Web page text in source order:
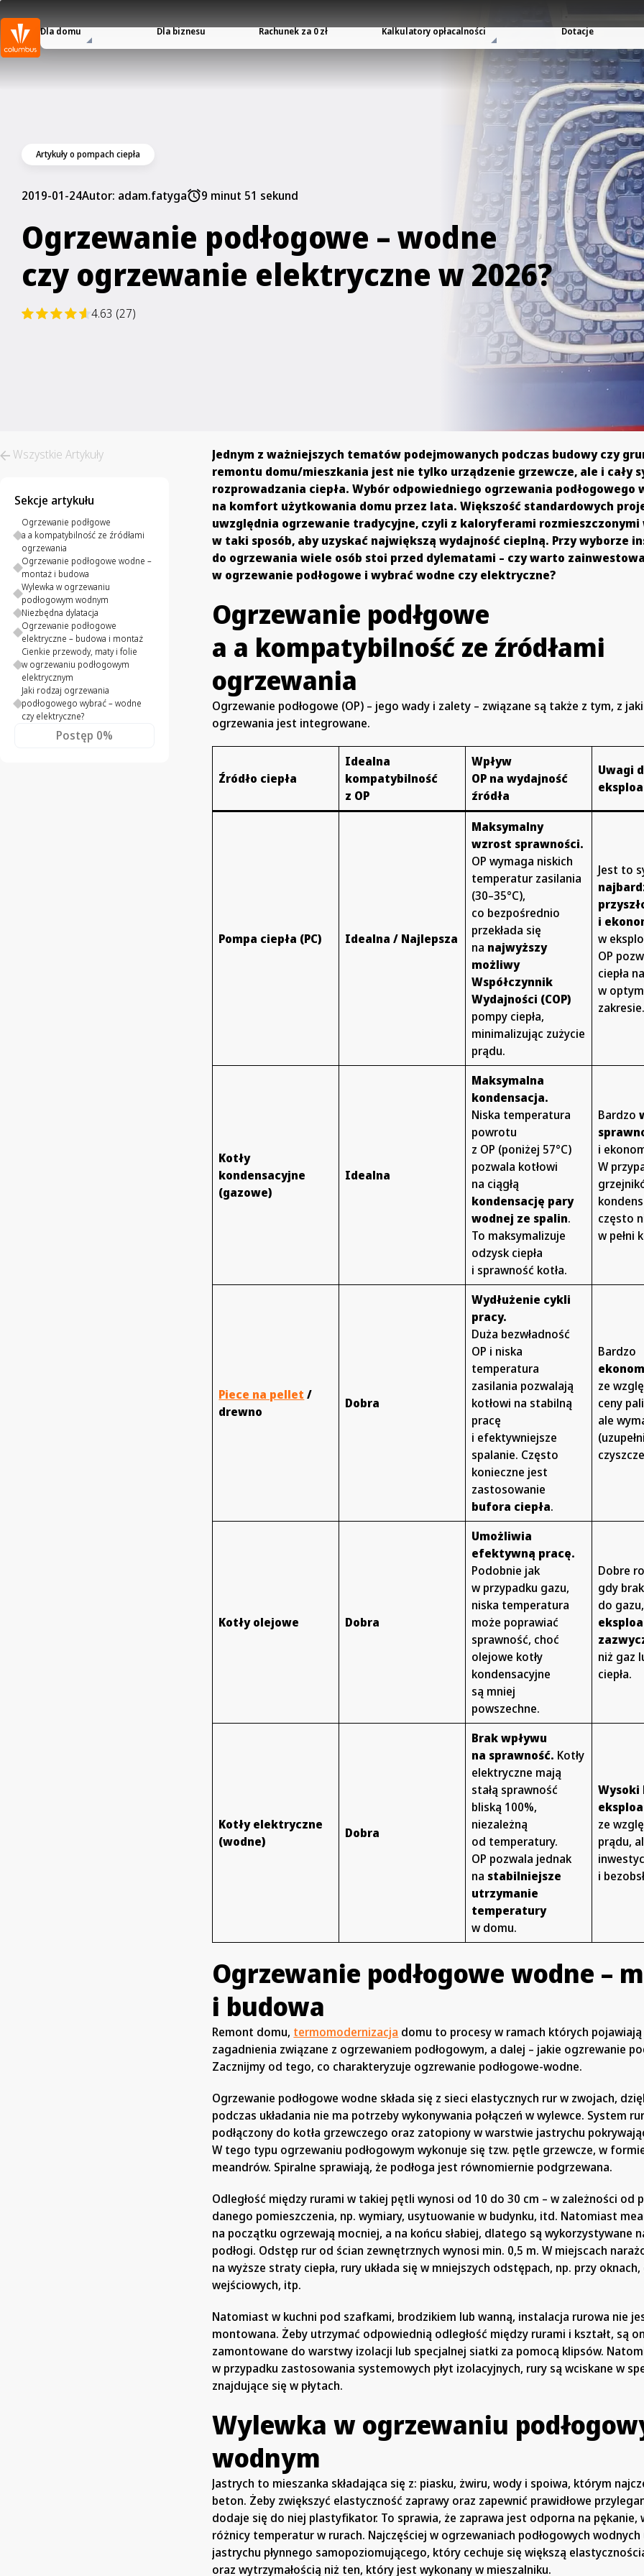
Dla domu Dla biznesu Rachunek za 0 zł Kalkulatory opłacalności Dotacje
Artykuły o pompach ciepła
2019-01-24Autor: adam.fatyga 9 minut 51 sekund
Ogrzewanie podłogowe – wodne
czy ogrzewanie elektryczne w 2026?
4.63 (27)
Wszystkie Artykuły
Sekcje artykułu
Ogrzewanie podłgowe
a a kompatybilność ze źródłami
ogrzewania
Ogrzewanie podłogowe wodne –
montaż i budowa
Wylewka w ogrzewaniu
podłogowym wodnym
Niezbędna dylatacja
Ogrzewanie podłogowe
elektryczne – budowa i montaż
Cienkie przewody, maty i folie
w ogrzewaniu podłogowym
elektrycznym
Jaki rodzaj ogrzewania
podłogowego wybrać – wodne
czy elektryczne?
Postęp 0%
Jednym z ważniejszych tematów podejmowanych podczas budowy czy
remontu domu/mieszkania jest nie tylko urządzenie grzewcze, ale i cały
rozprowadzania ciepła. Wybór odpowiedniego ogrzewania podłogowego
na komfort użytkowania domu przez lata. Większość standardowych
uwzględnia ogrzewanie tradycyjne, czyli z kaloryferami rozmieszczonymi
w taki sposób, aby uzyskać największą wydajność cieplną. Przy wyborze
do ogrzewania wiele osób stoi przed dylematami – czy warto
w ogrzewanie podłogowe i wybrać wodne czy elektryczne?
Ogrzewanie podłgowe
a a kompatybilność ze źródłami
ogrzewania
Ogrzewanie podłogowe (OP) – jego wady i zalety – związane są także z tym, z
ogrzewania jest integrowane.
Źródło ciepła
Idealna
kompatybilność
z OP
Wpływ
OP na wydajność
źródła
Uwagi
Pompa ciepła (PC) Idealna / Najlepsza
Maksymalny
wzrost sprawności.
OP wymaga niskich
temperatur zasilania
(30–35°C),
co bezpośrednio
przekłada się
na najwyższy
możliwy
Współczynnik
Wydajności (COP)
pompy ciepła,
minimalizując zużycie
prądu.
Jest to
i
w
OP
ciepła
w
zakresie.
Kotły
kondensacyjne
(gazowe)
Idealna
Maksymalna
kondensacja.
Niska temperatura
powrotu
z OP (poniżej 57°C)
pozwala kotłowi
na ciągłą
kondensację pary
wodnej ze spalin.
To maksymalizuje
odzysk ciepła
i sprawność kotła.
Bardzo
i
W
często
w pełni
Piece na pellet /
drewno
Dobra
Wydłużenie cykli
pracy.
Duża bezwładność
OP i niska
temperatura
zasilania pozwalają
kotłowi na stabilną
pracę
i efektywniejsze
spalanie. Często
konieczne jest
zastosowanie
bufora ciepła.
Bardzo
ze
ceny
ale
Kotły olejowe Dobra
Umożliwia
efektywną pracę.
Podobnie jak
w przypadku gazu,
niska temperatura
może poprawiać
sprawność, choć
olejowe kotły
kondensacyjne
są mniej
powszechne.
Dobre
gdy
do
niż gaz
ciepła.
Kotły elektryczne
(wodne)
Dobra
Brak wpływu
na sprawność. Kotły
elektryczne mają
stałą sprawność
bliską 100%,
niezależną
od temperatury.
OP pozwala jednak
na stabilniejsze
utrzymanie
temperatury
w domu.
Wysoki
ze
prądu,
i
Ogrzewanie podłogowe wodne –
i budowa
Remont domu, termomodernizacja domu to procesy w ramach których pojawiają
zagadnienia związane z ogrzewaniem podłogowym, a dalej – jakie ogzrewanie
Zacznijmy od tego, co charakteryzuje ogzrewanie podłogowe-wodne.
Ogrzewanie podłogowe wodne składa się z sieci elastycznych rur w zwojach,
podczas układania nie ma potrzeby wykonywania połączeń w wylewce. System
podłączony do kotła grzewczego oraz zatopiony w warstwie jastrychu
W tego typu ogrzewaniu podłogowym wykonuje się tzw. pętle grzewcze, w
meandrów. Spiralne sprawiają, że podłoga jest równomiernie podgrzewana.
Odległość między rurami w takiej pętli wynosi od 10 do 30 cm – w zależności od
danego pomieszczenia, np. wymiary, usytuowanie w budynku, itd. Natomiast
na początku ogrzewają mocniej, a na końcu słabiej, dlatego są wykorzystywane
podłogi. Odstęp rur od ścian zewnętrznych wynosi min. 0,5 m. W miejscach
na wyższe straty ciepła, rury układa się w mniejszych odstępach, np. przy
wejściowych, itp.
Natomiast w kuchni pod szafkami, brodzikiem lub wanną, instalacja rurowa nie
montowana. Żeby utrzymać odpowiednią odległość między rurami i kształt, są
zamontowane do warstwy izolacji lub specjalnej siatki za pomocą klipsów.
w przypadku zastosowania systemowych płyt izolacyjnych, rury są wciskane w
znajdujące się w płytach.
Wylewka w ogrzewaniu
wodnym
Jastrych to mieszanka składająca się z: piasku, żwiru, wody i spoiwa, którym
beton. Żeby zwiększyć elastyczność zaprawy oraz zapewnić prawidłowe
dodaje się do niej plastyfikator. To sprawia, że zaprawa jest odporna na pękanie,
różnicy temperatur w rurach. Najczęściej w ogrzewaniach podłogowych wodnych
jastrychu płynnego samopoziomującego, który cechuje się większą
oraz wytrzymałością niż ten, który jest wykonany w mieszalniku.